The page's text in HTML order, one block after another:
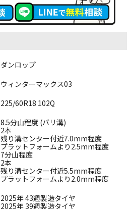
ダンロップ
ウィンターマックス03
225/60R18 102Q
8.5分山程度 (バリ溝)
2本
残り溝センター付近7.0mm程度
プラットフォームより2.5mm程度
7分山程度
2本
残り溝センター付近5.5mm程度
プラットフォームより2.0mm程度
2025年 43週製造タイヤ
2025年 39週製造タイヤ